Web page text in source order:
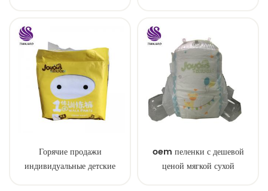
Горячие продажи
индивидуальные детские
oem пеленки с дешевой
ценой мягкой сухой